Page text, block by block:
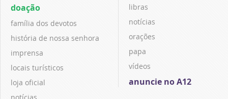
doação
família dos devotos
história de nossa senhora
imprensa
locais turísticos
loja oficial
libras
notícias
orações
papa
vídeos
anuncie no A12